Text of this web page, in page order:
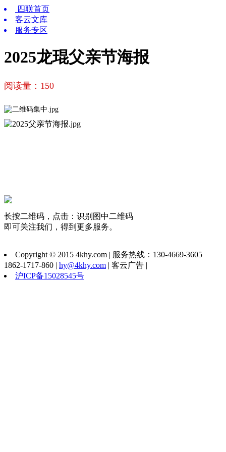
四联首页
客云文库
服务专区
2025龙琨父亲节海报
阅读量： 150
长按二维码，点击：识别图中二维码
即可关注我们，得到更多服务。
Copyright © 2015 4khy.com | 服务热线：130-4669-3605
1862-1717-860 | hy@4khy.com | 客云广告 |
沪ICP备15028545号